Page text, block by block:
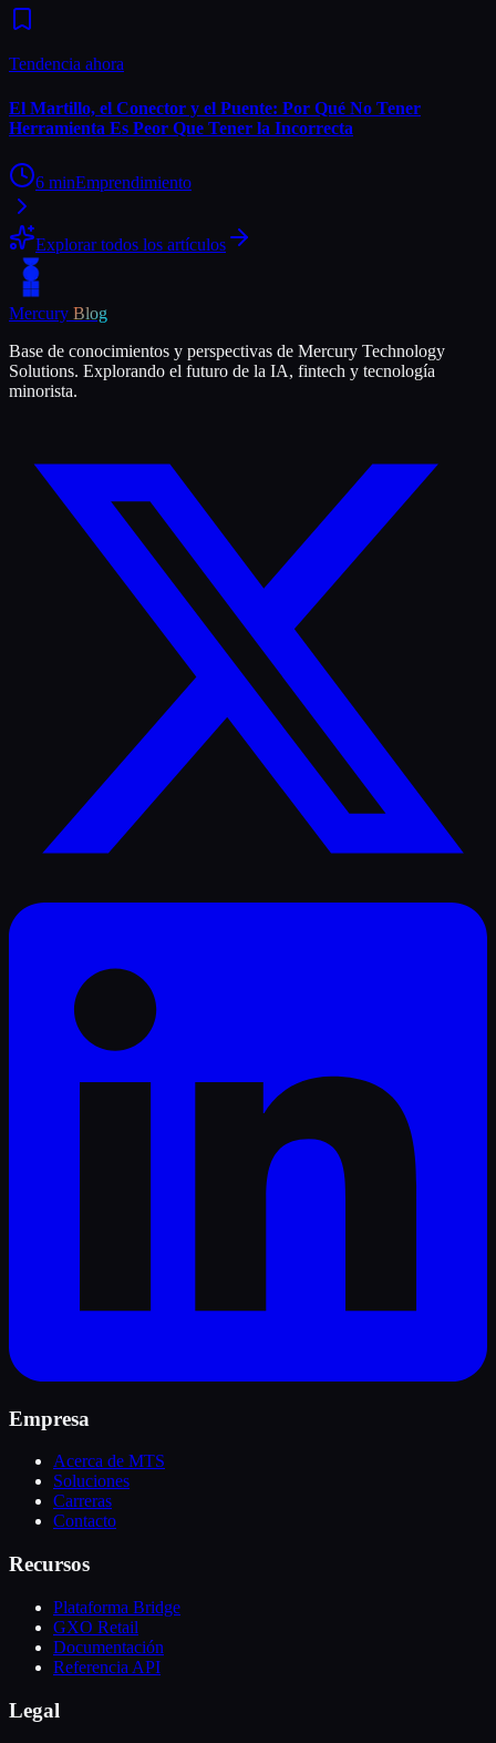
Tendencia ahora
El Martillo, el Conector y el Puente: Por Qué No Tener
Herramienta Es Peor Que Tener la Incorrecta
6 minEmprendimiento
Explorar todos los artículos
Mercury Blog
Base de conocimientos y perspectivas de Mercury Technology
Solutions. Explorando el futuro de la IA, fintech y tecnología
minorista.
Empresa
Acerca de MTS
Soluciones
Carreras
Contacto
Recursos
Plataforma Bridge
GXO Retail
Documentación
Referencia API
Legal